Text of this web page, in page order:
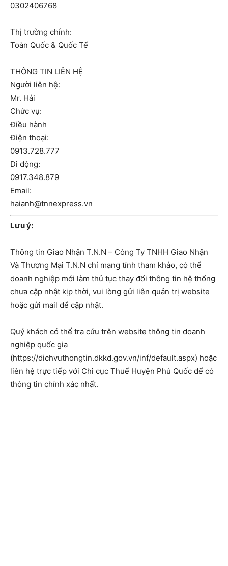
0302406768
Thị trường chính:
Toàn Quốc & Quốc Tế
THÔNG TIN LIÊN HỆ
Người liên hệ:
Mr. Hải
Chức vụ:
Điều hành
Điện thoại:
0913.728.777
Di động:
0917.348.879
Email:
haianh@tnnexpress.vn
Lưu ý:
Thông tin Giao Nhận T.N.N – Công Ty TNHH Giao Nhận
Và Thương Mại T.N.N chỉ mang tính tham khảo, có thể
doanh nghiệp mới làm thủ tục thay đổi thông tin hệ thống
chưa cập nhật kịp thời, vui lòng gửi liên quản trị website
hoặc gửi mail để cập nhật.
Quý khách có thể tra cứu trên website thông tin doanh
nghiệp quốc gia
(https://dichvuthongtin.dkkd.gov.vn/inf/default.aspx) hoặc
liên hệ trực tiếp với Chi cục Thuế Huyện Phú Quốc để có
thông tin chính xác nhất.